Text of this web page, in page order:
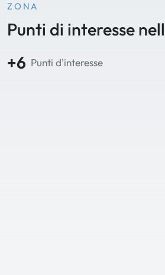
ZONA
Punti di interesse
+6 Punti d'interesse